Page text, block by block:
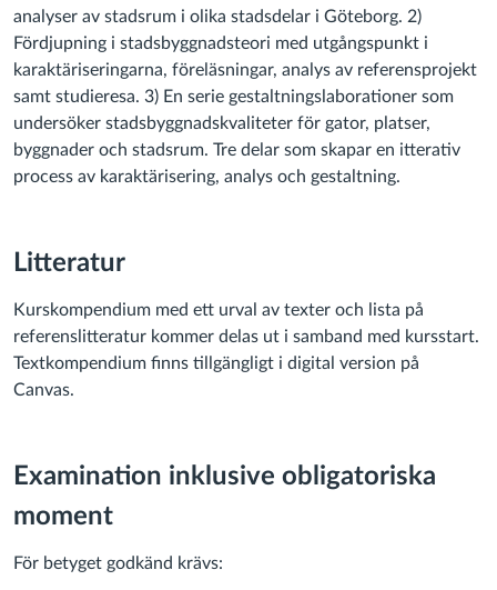
analyser av stadsrum i olika stadsdelar i Göteborg. 2)
Fördjupning i stadsbyggnadsteori med utgångspunkt i
karaktäriseringarna, föreläsningar, analys av referensprojekt
samt studieresa. 3) En serie gestaltningslaborationer som
undersöker stadsbyggnadskvaliteter för gator, platser,
byggnader och stadsrum. Tre delar som skapar en itterativ
process av karaktärisering, analys och gestaltning.
Litteratur
Kurskompendium med ett urval av texter och lista på
referenslitteratur kommer delas ut i samband med kursstart.
Textkompendium finns tillgängligt i digital version på
Canvas.
Examination inklusive obligatoriska
moment
För betyget godkänd krävs: